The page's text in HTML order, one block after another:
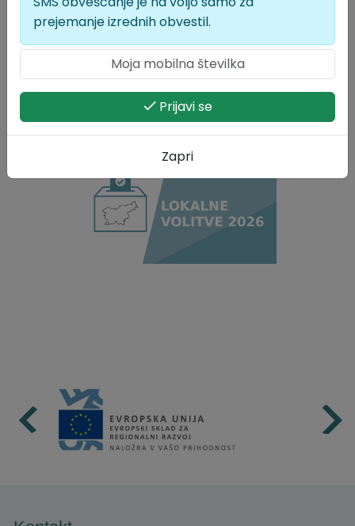
Lokalne volitve 2026
prejemanje izrednih obvestil.
Prijavi se
Zapri